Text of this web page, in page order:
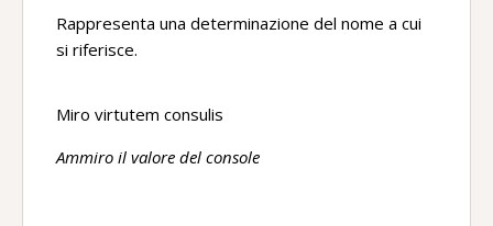
Rappresenta una determinazione del nome a cui
si riferisce.
Miro virtutem consulis
Ammiro il valore del console